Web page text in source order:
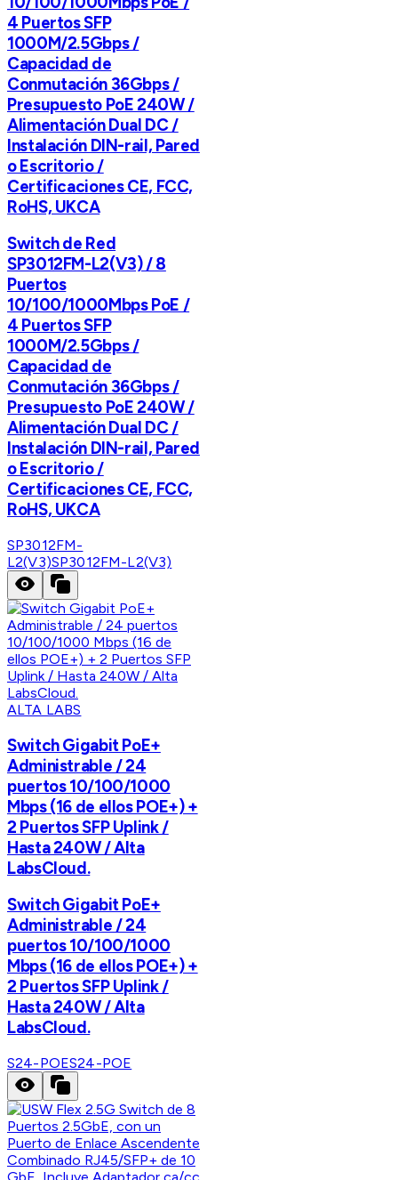
4 Puertos SFP
1000M/2.5Gbps /
Capacidad de
Conmutación 36Gbps /
Presupuesto PoE 240W /
Alimentación Dual DC /
Instalación DIN-rail, Pared
o Escritorio /
Certificaciones CE, FCC,
RoHS, UKCA
Switch de Red
SP3012FM-L2(V3) / 8
Puertos
10/100/1000Mbps PoE /
4 Puertos SFP
1000M/2.5Gbps /
Capacidad de
Conmutación 36Gbps /
Presupuesto PoE 240W /
Alimentación Dual DC /
Instalación DIN-rail, Pared
o Escritorio /
Certificaciones CE, FCC,
RoHS, UKCA
SP3012FM-
L2(V3)SP3012FM-L2(V3)
ALTA LABS
Switch Gigabit PoE+
Administrable / 24
puertos 10/100/1000
Mbps (16 de ellos POE+) +
2 Puertos SFP Uplink /
Hasta 240W / Alta
LabsCloud.
Switch Gigabit PoE+
Administrable / 24
puertos 10/100/1000
Mbps (16 de ellos POE+) +
2 Puertos SFP Uplink /
Hasta 240W / Alta
LabsCloud.
S24-POES24-POE